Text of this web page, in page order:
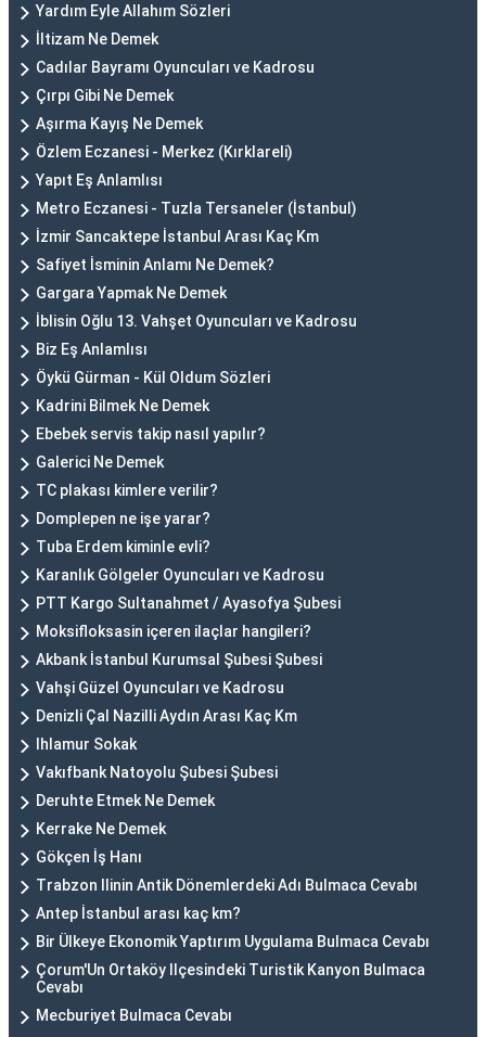
Yardım Eyle Allahım Sözleri
İltizam Ne Demek
Cadılar Bayramı Oyuncuları ve Kadrosu
Çırpı Gibi Ne Demek
Aşırma Kayış Ne Demek
Özlem Eczanesi - Merkez (Kırklareli)
Yapıt Eş Anlamlısı
Metro Eczanesi - Tuzla Tersaneler (İstanbul)
İzmir Sancaktepe İstanbul Arası Kaç Km
Safiyet İsminin Anlamı Ne Demek?
Gargara Yapmak Ne Demek
İblisin Oğlu 13. Vahşet Oyuncuları ve Kadrosu
Biz Eş Anlamlısı
Öykü Gürman - Kül Oldum Sözleri
Kadrini Bilmek Ne Demek
Ebebek servis takip nasıl yapılır?
Galerici Ne Demek
TC plakası kimlere verilir?
Domplepen ne işe yarar?
Tuba Erdem kiminle evli?
Karanlık Gölgeler Oyuncuları ve Kadrosu
PTT Kargo Sultanahmet / Ayasofya Şubesi
Moksifloksasin içeren ilaçlar hangileri?
Akbank İstanbul Kurumsal Şubesi Şubesi
Vahşi Güzel Oyuncuları ve Kadrosu
Denizli Çal Nazilli Aydın Arası Kaç Km
Ihlamur Sokak
Vakıfbank Natoyolu Şubesi Şubesi
Deruhte Etmek Ne Demek
Kerrake Ne Demek
Gökçen İş Hanı
Trabzon Ilinin Antik Dönemlerdeki Adı Bulmaca Cevabı
Antep İstanbul arası kaç km?
Bir Ülkeye Ekonomik Yaptırım Uygulama Bulmaca Cevabı
Çorum'Un Ortaköy Ilçesindeki Turistik Kanyon Bulmaca
Cevabı
Mecburiyet Bulmaca Cevabı